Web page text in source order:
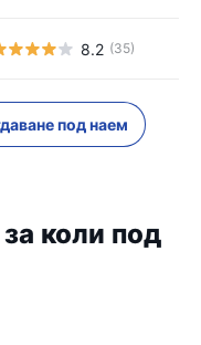
8.2 (35)
под наем
коли под